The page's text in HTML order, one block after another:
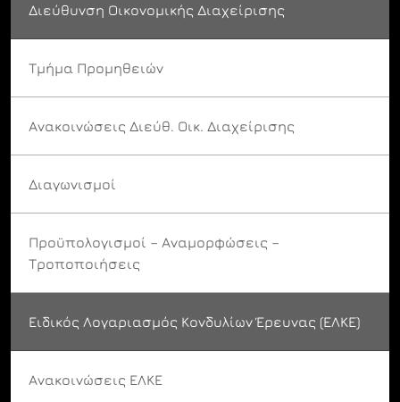
Διεύθυνση Οικονομικής Διαχείρισης
Τμήμα Προμηθειών
Ανακοινώσεις Διεύθ. Οικ. Διαχείρισης
Διαγωνισμοί
Προϋπολογισμοί – Αναμορφώσεις –
Τροποποιήσεις
Ειδικός Λογαριασμός Κονδυλίων Έρευνας (ΕΛΚΕ)
Ανακοινώσεις ΕΛΚΕ